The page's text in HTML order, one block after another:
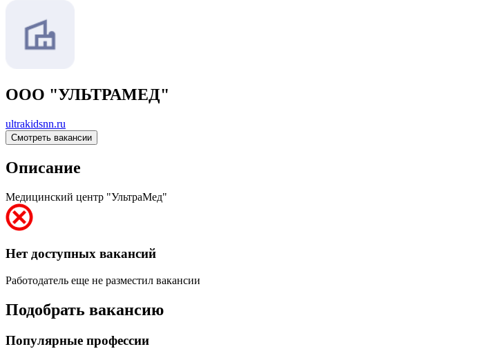
ООО "УЛЬТРАМЕД"
ultrakidsnn.ru
Смотреть вакансии
Описание
Медицинский центр "УльтраМед"
Нет доступных вакансий
Работодатель еще не разместил вакансии
Подобрать вакансию
Популярные профессии